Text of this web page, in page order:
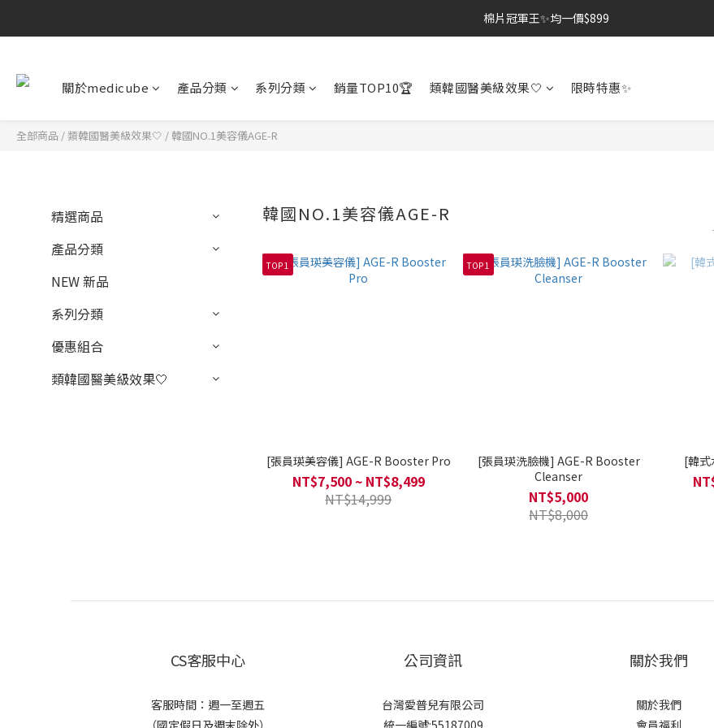
棉片冠軍王✨均一價$899
棉片冠軍王✨均一價$899
加入LINE好友💚即享免運🛒
關於medicube 產品分類 系列分類 銷量TOP10🏆 類韓國醫美級效果🤍 限時特惠✨
全部商品 /類韓國醫美級效果🤍 /韓國NO.1美容儀AGE-R
精選商品
產品分類
NEW 新品
系列分類
優惠組合
類韓國醫美級效果🤍
韓國NO.1美容儀AGE-R
TOP 1
[張員瑛美容儀] AGE-R Booster Pro
NT$7,500 ~ NT$8,499
NT$14,999
TOP 1
[張員瑛洗臉機] AGE-R Booster
Cleanser
NT$5,000
NT$8,000
[韓
CS客服中心
客服時間：週一至週五
公司資訊
台灣愛普兒有限公司
關於我們
關於我們